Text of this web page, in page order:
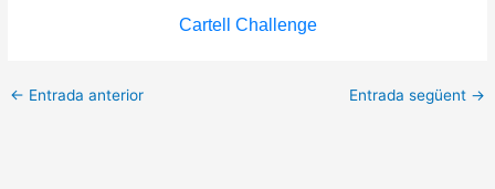
Cartell Challenge
← Entrada anterior Entrada següent →